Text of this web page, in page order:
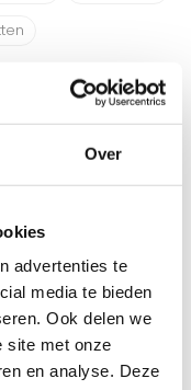
Over
advertenties te
media te bieden
Ook delen we
site met onze
en analyse. Deze
the first one to